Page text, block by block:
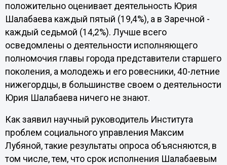
положительно оценивает деятельность Юрия
Шалабаева каждый пятый (19,4%), а в Заречной -
каждый седьмой (14,2%). Лучше всего
осведомлены о деятельности исполняющего
полномочия главы города представители старшего
поколения, а молодежь и его ровесники, 40-летние
нижегордцы, в большинстве своем о деятельности
Юрия Шалабаева ничего не знают.
Как заявил научный руководитель Института
проблем социального управления Максим
Лубяной, такие результаты опроса объясняются, в
том числе, тем, что срок исполнения Шалабаевым